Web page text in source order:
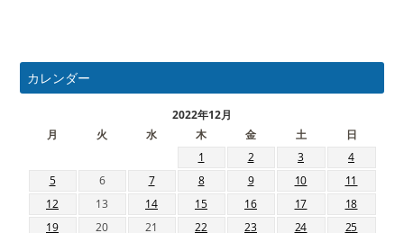
カレンダー
2022年12月
月
火 水 木 金 土
日
1
2 3
4
5
6 7 8 9 10
11
12
13 14 15 16 17
18
19
20 21 22 23 24 25